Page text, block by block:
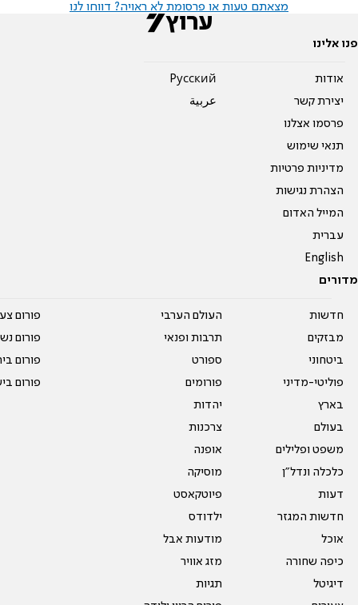
מצאתם טעות או פרסומת לא ראויה? דווחו לנו
פנו אלינו
אודות
יצירת קשר
פרסמו אצלנו
תנאי שימוש
מדיניות פרטיות
הצהרת נגישות
המייל האדום
עברית
English
Pусский
عربية
מדורים
חדשות
מבזקים
ביטחוני
פוליטי-מדיני
בארץ
בעולם
משפט ופלילים
כלכלה ונדל"ן
דעות
חדשות המגזר
אוכל
כיפה שחורה
דיגיטל
העולם הערבי
תרבות ופנאי
ספורט
פורומים
יהדות
צרכנות
אופנה
מוסיקה
פיוטקאסט
ילדודס
מודעות אבל
מזג אוויר
תגיות
פורום
פורום
פורום
פורום